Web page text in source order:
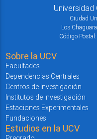
Universidad
Ciudad
Los
Código
Sobre la UCV
Facultades
Dependencias Centrales
Centros de Investigación
Institutos de Investigación
Estaciones Experimentales
Fundaciones
Estudios en la UCV